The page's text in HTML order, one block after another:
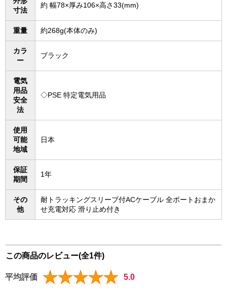
寸法
約 幅78×厚み106×高さ33(mm)
重量 約268g(本体のみ)
カラ
ー
ブラック
電気
用品
安全
法
◇PSE 特定電気用品
使用
可能
地域
日本
保証
期間
1年
その
他
耐トラッキングスリーブ付ACケーブル 全ポートおまか
せ充電対応 滑り止め付き
この商品のレビュー(全1件)
平均評価 5.0